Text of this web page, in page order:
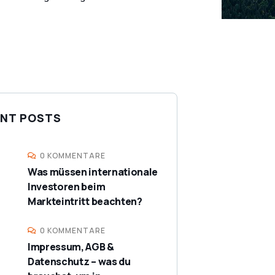
POSTS
0 KOMMENTARE
Was müssen internationale
Investoren beim
Markteintritt beachten?
0 KOMMENTARE
Impressum, AGB &
Datenschutz – was du